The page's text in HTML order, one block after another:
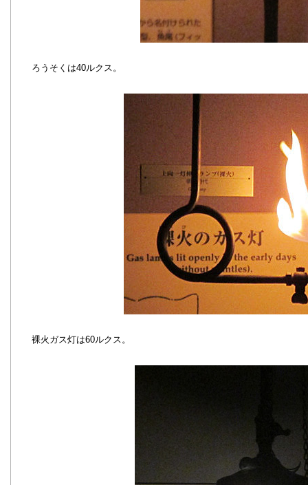
ろうそくは40ルクス。
裸火ガス灯は60ルクス。